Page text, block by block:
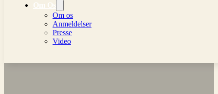
Om Os
Om os
Anmeldelser
Presse
Video